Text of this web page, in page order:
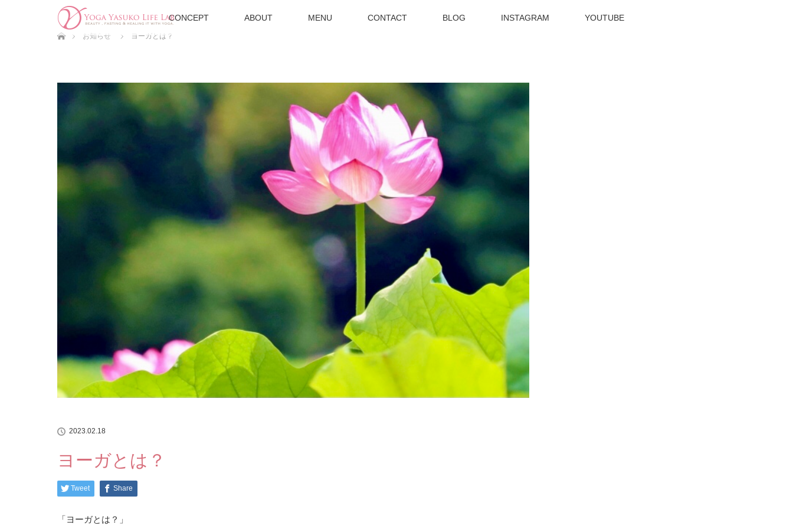
CONCEPT ABOUT MENU CONTACT BLOG INSTAGRAM YOUTUBE
ホーム
お知らせ
ヨーガとは？
2023.02.18
ヨーガとは？
Tweet Share
「ヨーガとは？」